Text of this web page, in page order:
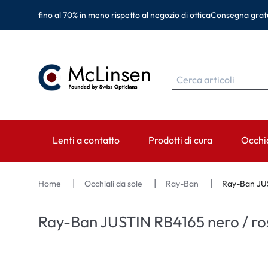
fino al 70% in meno rispetto al negozio di otticaConsegna
Lenti a contatto
MARCHE
Acuvue
CATEGORIA
Lenti toriche
Prodotti di cura
MARCHE
EyeDefinition
Home Occhiali da sole Ray-Ban Ray-Ban
Ray-Ban JUSTIN RB4165 nero /